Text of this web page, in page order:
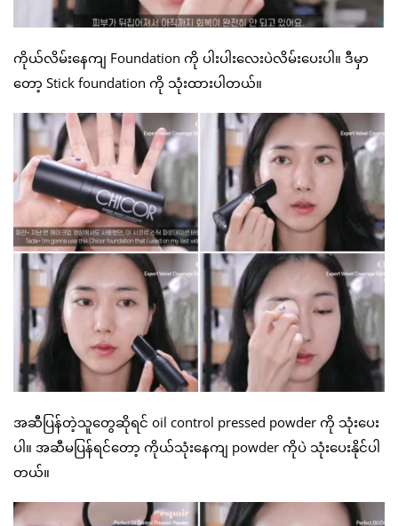
ကိုယ်လိမ်းနေကျ Foundation ကို ပါးပါးလေးပဲလိမ်းပေးပါ။ ဒီမှာ
တော့ Stick foundation ကို သုံးထားပါတယ်။
အဆီပြန်တဲ့သူတွေဆိုရင် oil control pressed powder ကို သုံးပေး
ပါ။ အဆီမပြန်ရင်တော့ ကိုယ်သုံးနေကျ powder ကိုပဲ သုံးပေးနိုင်ပါ
တယ်။